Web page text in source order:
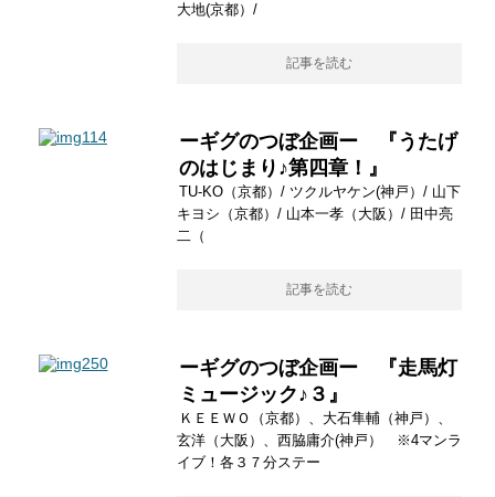
大地(京都）/
記事を読む
ーギグのつぼ企画ー 『うたげ
のはじまり♪第四章！』
TU-KO（京都）/ ツクルヤケン(神戸）/ 山下
キヨシ（京都）/ 山本一孝（大阪）/ 田中亮
二（
記事を読む
ーギグのつぼ企画ー 『走馬灯
ミュージック♪３』
ＫＥＥＷＯ（京都）、大石隼輔（神戸）、
玄洋（大阪）、西脇庸介(神戸） ※4マンラ
イブ！各３７分ステー